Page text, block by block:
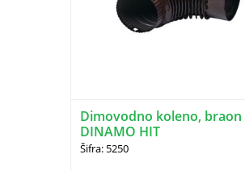
Dimovodno koleno, braon
DINAMO HIT
Šifra: 5250